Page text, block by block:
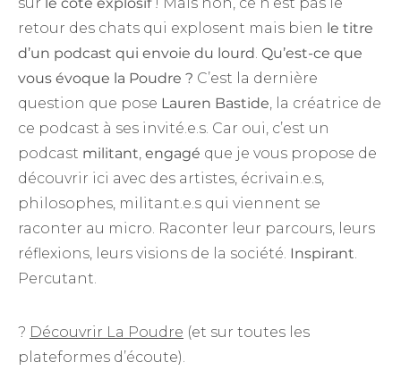
retour des chats qui explosent mais bien le titre
d’un podcast qui envoie du lourd Qu’est-ce que
vous évoque la Poudre ? C’est la dernière
question que pose Lauren Bastide , la créatrice de
ce podcast à ses invité.e.s. Car oui, c’est un
podcast militant engagé que je vous propose de
découvrir ici avec des artistes, écrivain.e.s,
philosophes, militant.e.s qui viennent se
raconter au micro. Raconter leur parcours, leurs
réflexions, leurs visions de la société. Inspirant
Percutant.
? Découvrir La Poudre (et sur toutes les
plateformes d’écoute).